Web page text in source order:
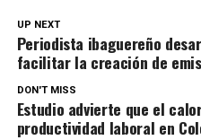
UP NEXT
Periodista ibaguereño
facilitar la creación de
DON'T MISS
Estudio advierte que el
productividad laboral en